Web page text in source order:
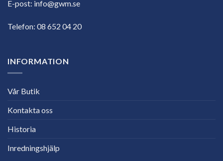
E-post: info@gwm.se
Telefon: 08 652 04 20
INFORMATION
Vår Butik
Kontakta oss
Historia
Inredningshjälp